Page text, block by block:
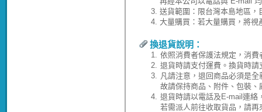
3. 送貨範圍：限台灣本島地區
4. 大量購買：若大量購買，將
換退貨說明：
1. 依照消費者保護法規定，消
2. 退貨時請支付運費。換貨時
3. 凡請注意，退回商品必須是
故請保持商品、附件、包裝
4. 退貨時請以電話及E-mail連絡
若需派人前往收取貨品，請